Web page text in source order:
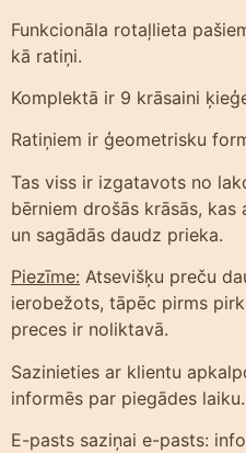
Funkcionāla rotaļlieta
kā ratiņi.
Komplektā ir 9 krāsaini
Ratiņiem ir ģeometrisku
Tas viss ir izgatavots no
bērniem drošās krāsās,
un sagādās daudz prieka.
Piezīme: Atsevišķu preču
ierobežots, tāpēc pirms
preces ir noliktavā.
Sazinieties ar klientu
informēs par piegādes laiku.
E-pasts saziņai e-pasts: